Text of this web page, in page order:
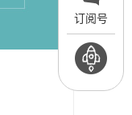
订阅号